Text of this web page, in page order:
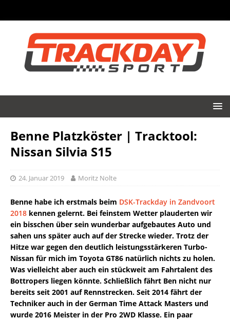
Benne Platzköster | Tracktool:
Nissan Silvia S15
24. Januar 2019 Moritz Nolte
Benne habe ich erstmals beim DSK-Trackday in Zandvoort
2018 kennen gelernt. Bei feinstem Wetter plauderten wir
ein bisschen über sein wunderbar aufgebautes Auto und
sahen uns später auch auf der Strecke wieder. Trotz der
Hitze war gegen den deutlich leistungsstärkeren Turbo-
Nissan für mich im Toyota GT86 natürlich nichts zu holen.
Was vielleicht aber auch ein stückweit am Fahrtalent des
Bottropers liegen könnte. Schließlich fährt Ben nicht nur
bereits seit 2001 auf Rennstrecken. Seit 2014 fährt der
Techniker auch in der German Time Attack Masters und
wurde 2016 Meister in der Pro 2WD Klasse. Ein paar